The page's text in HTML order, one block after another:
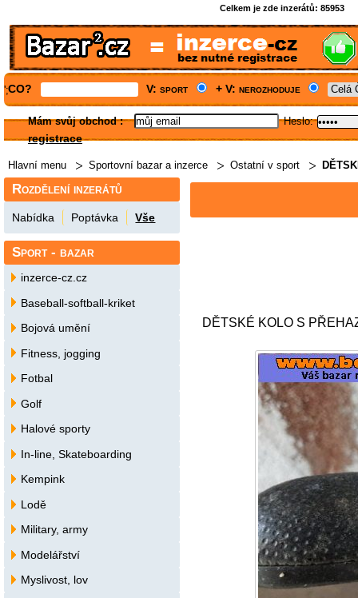
Celkem je zde inzerátů: 85953
';CO? V: sport + V: nerozhoduje
Mám svůj obchod: Heslo:
registrace
Hlavní menu Sportovní bazar a inzerce Ostatní v sport
DĚTSKÉ KOLO S
Rozdělení inzerátů
Nabídka Poptávka Vše
Sport - bazar
inzerce-cz.cz
Baseball-softball-kriket
Bojová umění
Fitness, jogging
Fotbal
Golf
Halové sporty
In-line, Skateboarding
Kempink
Lodě
Military, army
Modelářství
Myslivost, lov